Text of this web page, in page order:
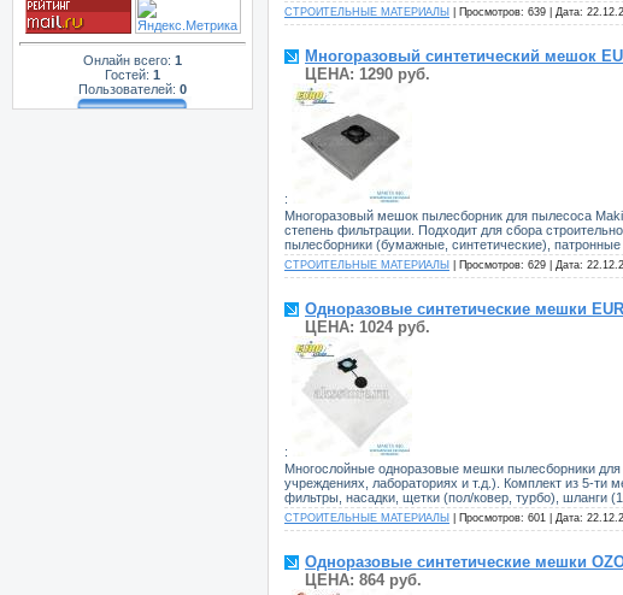
Онлайн всего: 1
Гостей: 1
Пользователей: 0
СТРОИТЕЛЬНЫЕ МАТЕРИАЛЫ | Просмотров: 639 | Дата:
Многоразовый синтетический мешок
ЦЕНА: 1290 руб.
:
Многоразовый мешок пылесборник для пылесоса
степень фильтрации. Подходит для сбора
пылесборники (бумажные, синтетические),
СТРОИТЕЛЬНЫЕ МАТЕРИАЛЫ | Просмотров: 629 | Дата:
Одноразовые синтетические мешки
ЦЕНА: 1024 руб.
:
Многослойные одноразовые мешки пылесборники
учреждениях, лабораториях и т.д.). Комплект из 5-
фильтры, насадки, щетки (пол/ковер, турбо), шланги
СТРОИТЕЛЬНЫЕ МАТЕРИАЛЫ | Просмотров: 601 | Дата:
Одноразовые синтетические мешки
ЦЕНА: 864 руб.